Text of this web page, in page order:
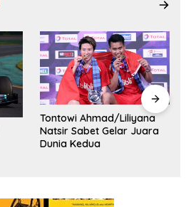
Tontowi Ahmad/Liliyana
Natsir Sabet Gelar Juara
Dunia Kedua